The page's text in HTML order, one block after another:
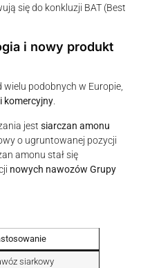
się do konkluzji BAT (Best
i nowy produkt
podobnych w Europie,
komercyjny.
jest siarczan amonu
o ugruntowanej pozycji
amonu stał się
nowych nawozów Grupy
siarkowy